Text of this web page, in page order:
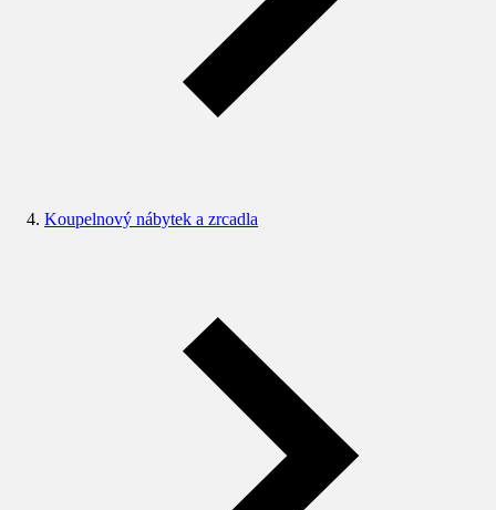
Koupelnový nábytek a zrcadla